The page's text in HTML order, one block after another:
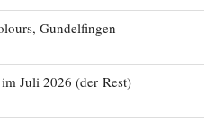
Gundelfingen
Juli 2026 (der Rest)